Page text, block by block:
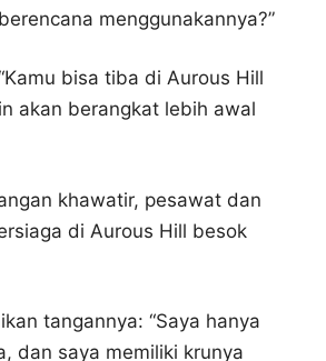
menggunakannya?”
bisa tiba di Aurous Hill
akan berangkat lebih awal
khawatir, pesawat dan
di Aurous Hill besok
tangannya: “Saya hanya
dan saya memiliki krunya